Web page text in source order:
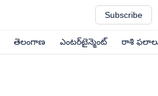
Subscribe
తెలంగాణ ఎంటర్‌టైన్మెంట్ రాశి